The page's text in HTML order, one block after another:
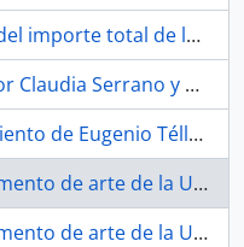
de subvención explicación/Detalles.
Serrano y Eugenio Téllez.
de Eugenio Téllez.
de la University of Illinois.
de la University of Illinois.